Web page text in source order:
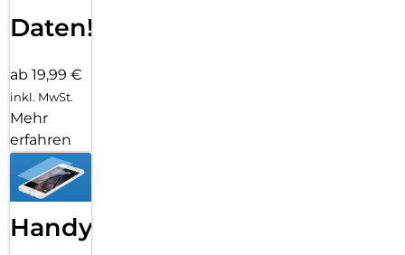
Daten!
ab 19,99 €
inkl. MwSt.
Mehr
erfahren
Handy